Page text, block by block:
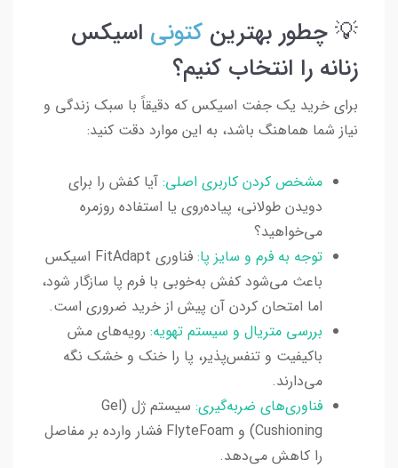
💡 چطور بهترین کتونی اسیکس
زنانه را انتخاب کنیم؟
برای خرید یک جفت اسیکس که دقیقاً با سبک زندگی و
نیاز شما هماهنگ باشد، به این موارد دقت کنید:
مشخص کردن کاربری اصلی: آیا کفش را برای
دویدن طولانی، پیاده‌روی یا استفاده روزمره
می‌خواهید؟
توجه به فرم و سایز پا:
فناوری FitAdapt اسیکس
باعث می‌شود کفش به‌خوبی با فرم پا سازگار شود،
اما امتحان کردن آن پیش از خرید ضروری است.
بررسی متریال و سیستم تهویه: رویه‌های مش
باکیفیت و تنفس‌پذیر، پا را خنک و خشک نگه
می‌دارند.
فناوری‌های ضربه‌گیری:
سیستم ژل (Gel
Cushioning) و FlyteFoam فشار وارده بر مفاصل
را کاهش می‌دهد.